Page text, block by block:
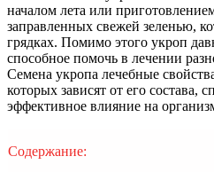
началом лета или
заправленных свежей зеленью,
грядках. Помимо этого укроп
способное помочь в лечении
Семена укропа лечебные
которых зависят от его состава,
эффективное влияние на
Содержание: